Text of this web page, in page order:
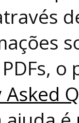
o